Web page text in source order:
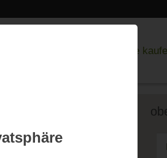
Gutscheine
Teilen